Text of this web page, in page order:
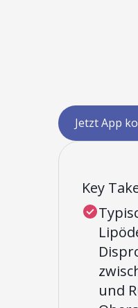
Jetzt App
Key
und